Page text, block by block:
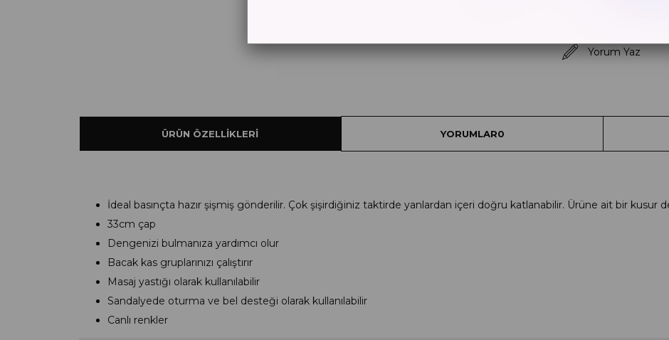
Yorum Yaz
ÜRÜN ÖZELLIKLERI YORUMLAR0
İdeal basınçta hazır şişmiş gönderilir. Çok şişirdiğiniz taktirde yanlardan içeri doğru katlanabilir. Ürüne ait bir kusur
33cm çap
Dengenizi bulmanıza yardımcı olur
Bacak kas gruplarınızı çalıştırır
Masaj yastığı olarak kullanılabilir
Sandalyede oturma ve bel desteği olarak kullanılabilir
Canlı renkler